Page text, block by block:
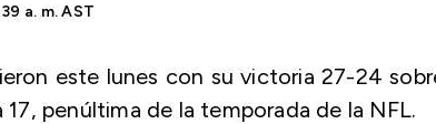
a. m. AST
este lunes con su victoria 27-24
penúltima de la temporada de la NFL.